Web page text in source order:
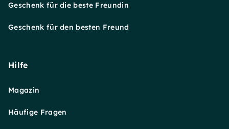
Geschenk für die beste Freundin
Geschenk für den besten Freund
Hilfe
Magazin
Häufige Fragen